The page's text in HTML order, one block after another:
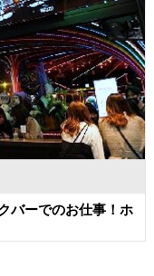
バーでのお仕事！ホ